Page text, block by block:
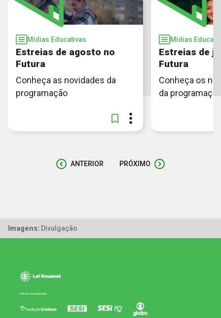
Mídias Educativas
Estreias de agosto no
Futura
Conheça as novidades da
programação
Mídias
Estreias de
Futura
Conheça os
da
ANTERIOR PRÓXIMO
Imagens: Divulgação